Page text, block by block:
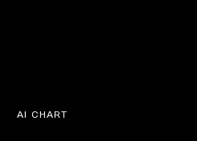
AI CHART